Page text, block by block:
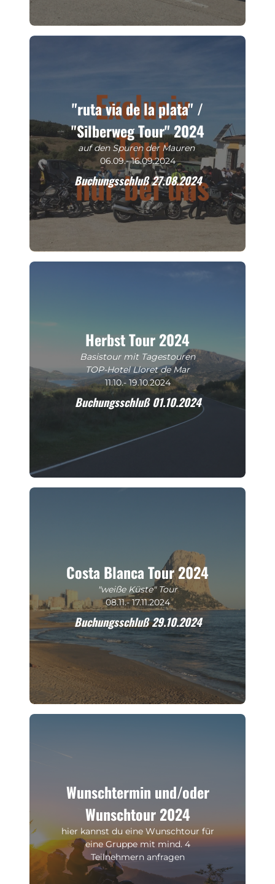
"ruta via de la plata" /
"Silberweg Tour" 2024
auf den Spuren der Mauren
06.09.- 16.09.2024
Buchungsschluß 27.08.2024
Herbst Tour 2024
Basistour mit Tagestouren
TOP-Hotel Lloret de Mar
11.10.- 19.10.2024
Buchungsschluß 01.10.2024
Costa Blanca Tour 2024
"weiße Küste" Tour
08.11.- 17.11.2024
Buchungsschluß 29.10.2024
Wunschtermin und/oder
Wunschtour 2024
hier kannst du eine Wunschtour für
eine Gruppe mit mind. 4
Teilnehmern anfragen